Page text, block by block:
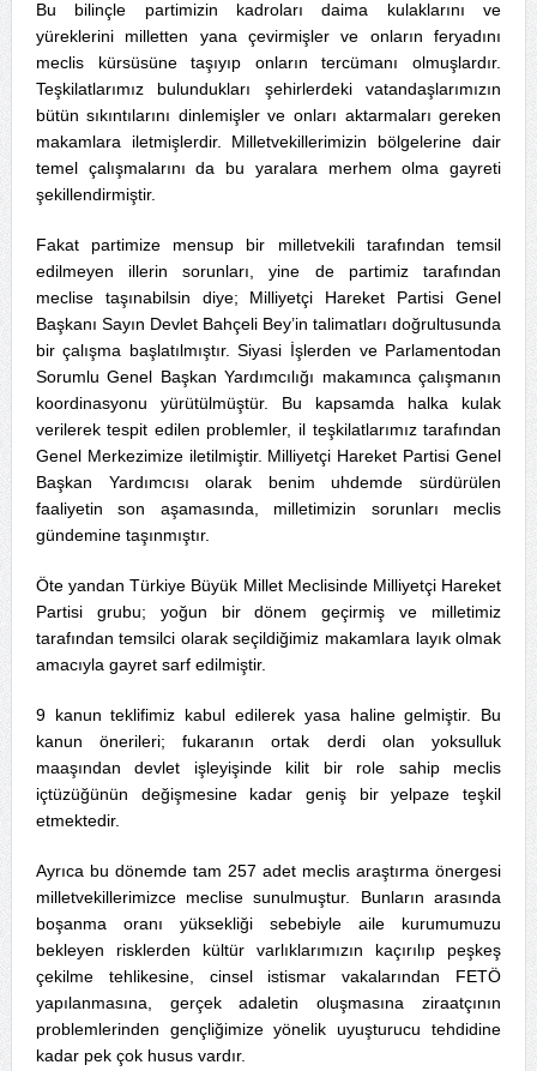
Bu bilinçle partimizin kadroları daima kulaklarını ve
yüreklerini milletten yana çevirmişler ve onların feryadını
meclis kürsüsüne taşıyıp onların tercümanı olmuşlardır.
Teşkilatlarımız bulundukları şehirlerdeki vatandaşlarımızın
bütün sıkıntılarını dinlemişler ve onları aktarmaları gereken
makamlara iletmişlerdir. Milletvekillerimizin bölgelerine dair
temel çalışmalarını da bu yaralara merhem olma gayreti
şekillendirmiştir.
Fakat partimize mensup bir milletvekili tarafından temsil
edilmeyen illerin sorunları, yine de partimiz tarafından
meclise taşınabilsin diye; Milliyetçi Hareket Partisi Genel
Başkanı Sayın Devlet Bahçeli Bey’in talimatları doğrultusunda
bir çalışma başlatılmıştır. Siyasi İşlerden ve Parlamentodan
Sorumlu Genel Başkan Yardımcılığı makamınca çalışmanın
koordinasyonu yürütülmüştür. Bu kapsamda halka kulak
verilerek tespit edilen problemler, il teşkilatlarımız tarafından
Genel Merkezimize iletilmiştir. Milliyetçi Hareket Partisi Genel
Başkan Yardımcısı olarak benim uhdemde sürdürülen
faaliyetin son aşamasında, milletimizin sorunları meclis
gündemine taşınmıştır.
Öte yandan Türkiye Büyük Millet Meclisinde Milliyetçi Hareket
Partisi grubu; yoğun bir dönem geçirmiş ve milletimiz
tarafından temsilci olarak seçildiğimiz makamlara layık olmak
amacıyla gayret sarf edilmiştir.
9 kanun teklifimiz kabul edilerek yasa haline gelmiştir. Bu
kanun önerileri; fukaranın ortak derdi olan yoksulluk
maaşından devlet işleyişinde kilit bir role sahip meclis
içtüzüğünün değişmesine kadar geniş bir yelpaze teşkil
etmektedir.
Ayrıca bu dönemde tam 257 adet meclis araştırma önergesi
milletvekillerimizce meclise sunulmuştur. Bunların arasında
boşanma oranı yüksekliği sebebiyle aile kurumumuzu
bekleyen risklerden kültür varlıklarımızın kaçırılıp peşkeş
çekilme tehlikesine, cinsel istismar vakalarından FETÖ
yapılanmasına, gerçek adaletin oluşmasına ziraatçının
problemlerinden gençliğimize yönelik uyuşturucu tehdidine
kadar pek çok husus vardır.